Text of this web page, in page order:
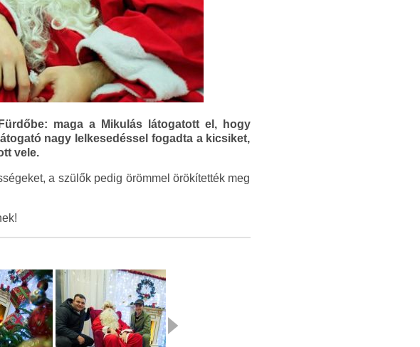
maga a Mikulás látogatott el, hogy
nagy lelkesedéssel fogadta a kicsiket,
vele.
a szülők pedig örömmel örökítették meg